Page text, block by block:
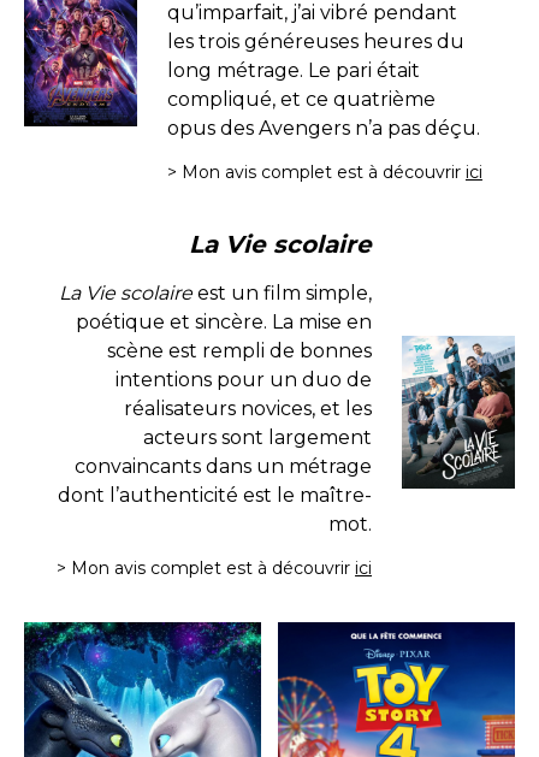
qu’imparfait, j’ai vibré pendant
les trois généreuses heures du
long métrage. Le pari était
compliqué, et ce quatrième
opus des Avengers n’a pas déçu.
> Mon avis complet est à découvrir ici
La Vie scolaire
La Vie scolaireest un film simple,
poétique et sincère. La mise en
scène est rempli de bonnes
intentions pour un duo de
réalisateurs novices, et les
acteurs sont largement
convaincants dans un métrage
dont l’authenticité est le maître-
mot.
> Mon avis complet est à découvririci